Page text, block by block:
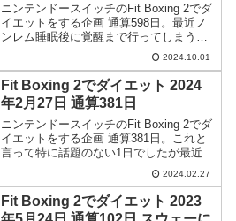
ニンテンドースイッチのFit Boxing 2でダ
イエットをする企画 通算598日。最近ノ
ンレム睡眠後に覚醒まで行ってしまうの
でやっぱ自律神経がおかしいと思う。
2024.10.01
Fit Boxing 2でダイエット 2024
年2月27日 通算381日
ニンテンドースイッチのFit Boxing 2でダ
イエットをする企画 通算381日。これと
言って特に話題のない1日でしたが最近肌
荒れが酷いです。ストレスですかねぇ。
2024.02.27
Fit Boxing 2でダイエット 2023